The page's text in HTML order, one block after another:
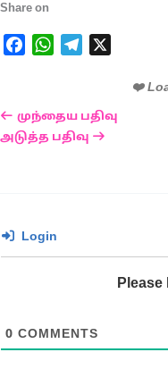
Share on
❤️
முந்தைய பதிவு
அடுத்த பதிவு
Login
0 COMMENTS